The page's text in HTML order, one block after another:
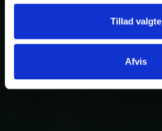
Tillad valgte
Afvis